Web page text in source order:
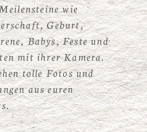
wie
Geburt,
Babys, Feste und
mit ihrer Kamera.
tolle Fotos und
aus euren